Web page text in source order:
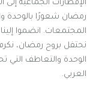
الإفطارات الجماعية إلى
رمضان شعورًا بالوحدة
المجتمعات. انضموا
نحتفل بروح رمضان، نكرم
الوحدة والتعاطف التي
العربي.